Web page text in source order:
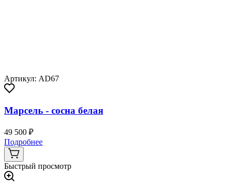
Артикул: AD67
Марсель - сосна белая
49 500 ₽
Подробнее
Быстрый просмотр